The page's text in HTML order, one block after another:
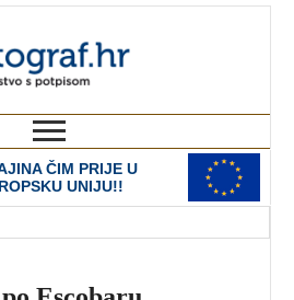
ČIM PRIJE U
UNIJU!!